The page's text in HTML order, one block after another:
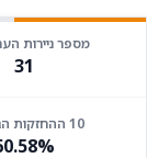
מספר ניירות
31
10 ההחזקות הגדולות